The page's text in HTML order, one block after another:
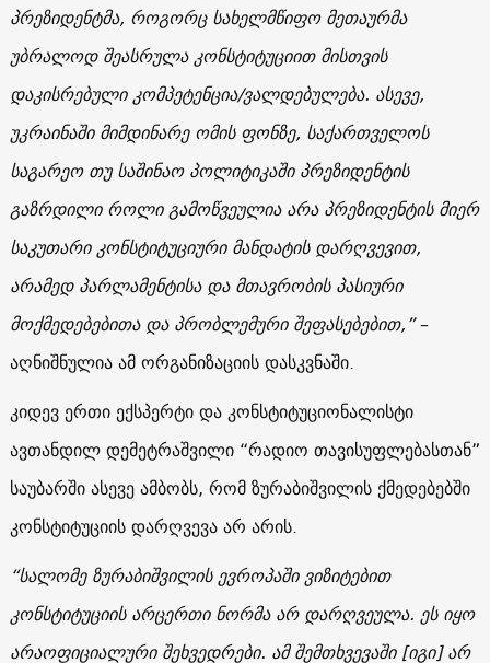
პრეზიდენტმა, როგორც სახელმწიფო მეთაურმა
უბრალოდ შეასრულა კონსტიტუციით მისთვის
დაკისრებული კომპეტენცია/ვალდებულება. ასევე,
უკრაინაში მიმდინარე ომის ფონზე, საქართველოს
საგარეო თუ საშინაო პოლიტიკაში პრეზიდენტის
გაზრდილი როლი გამოწვეულია არა პრეზიდენტის მიერ
საკუთარი კონსტიტუციური მანდატის დარღვევით,
არამედ პარლამენტისა და მთავრობის პასიური
მოქმედებებითა და პრობლემური შეფასებებით,”–
აღნიშნულია ამ ორგანიზაციის დასკვნაში.
კიდევ ერთი ექსპერტი და კონსტიტუციონალისტი
ავთანდილ დემეტრაშვილი “რადიო თავისუფლებასთან”
საუბარში ასევე ამბობს, რომ ზურაბიშვილის ქმედებებში
კონსტიტუციის დარღვევა არ არის.
“სალომე ზურაბიშვილის ევროპაში ვიზიტებით
კონსტიტუციის არცერთი ნორმა არ დარღვეულა. ეს იყო
არაოფიციალური შეხვედრები. ამ შემთხვევაში [იგი] არ